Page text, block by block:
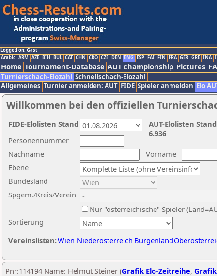
Logged on: Gast
Arabic ARM AZE BIH BUL CAT CHN CRO CZE DEN ENG ESP FAI FIN FRA GER GRE INA
Home Tournament-Database AUT championship Pictures
Turnierschach-Elozahl Schnellschach-Elozahl
Allgemeines Turnier anmelden: AUT FIDE Spieler anmelden Elo
Willkommen bei den offiziellen
Nachname
Vorname
Ebene
Sortierung
Personennummer
Bundesland
Spgem./Kreis/Verein
Nur "österreichische" Spieler
Vereinslisten:Wien Niederösterreich Burgenland
AUT-Elolisten
6.936
FIDE-Elolisten Stand
Pnr:114194 Name: Helmut Steiner (Grafik Elo-Zeitreihe,